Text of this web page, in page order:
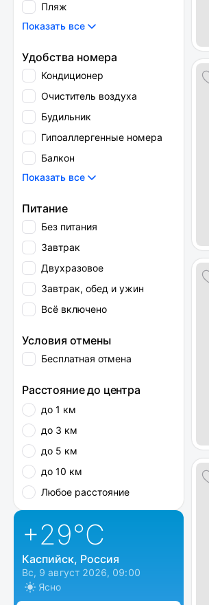
Пляж
Показать все
Удобства номера
Кондиционер
Очиститель воздуха
Будильник
Гипоаллергенные номера
Балкон
Показать все
Питание
Без питания
Завтрак
Двухразовое
Завтрак, обед и ужин
Всё включено
Условия отмены
Бесплатная отмена
Расстояние до центра
до 1 км
до 3 км
до 5 км
до 10 км
Любое расстояние
+29°C
Каспийск, Россия
Вс, 9 август 2026, 09:00
Ясно